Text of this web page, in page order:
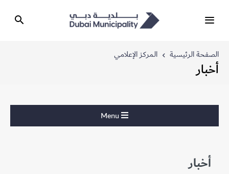
الصفحة الرئيسية المركز الإعلامي
أخبار
أخبار